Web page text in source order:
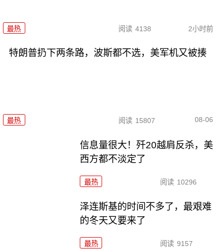
最热 阅读 4138 2小时前
特朗普扔下两条路，波斯都不选，美军机又被揍
最热 阅读 15807 08-06
信息量很大！歼20越肩反杀，美
西方都不淡定了
最热 阅读 10296
泽连斯基的时间不多了，最艰难
的冬天又要来了
最热 阅读 9157